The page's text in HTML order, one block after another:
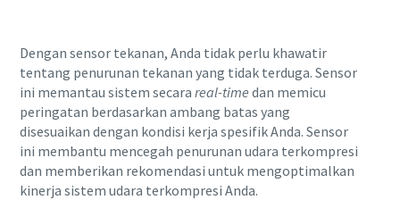
Dengan sensor tekanan, Anda tidak perlu khawatir
tentang penurunan tekanan yang tidak terduga. Sensor
ini memantau sistem secara real-time dan memicu
peringatan berdasarkan ambang batas yang
disesuaikan dengan kondisi kerja spesifik Anda. Sensor
ini membantu mencegah penurunan udara terkompresi
dan memberikan rekomendasi untuk mengoptimalkan
kinerja sistem udara terkompresi Anda.